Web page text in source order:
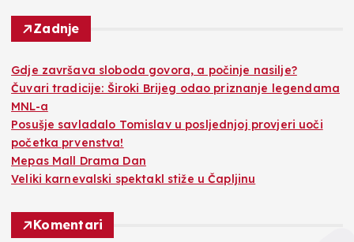
Zadnje
Gdje završava sloboda govora, a počinje nasilje?
Čuvari tradicije: Široki Brijeg odao priznanje legendama
MNL-a
Posušje savladalo Tomislav u posljednjoj provjeri uoči
početka prvenstva!
Mepas Mall Drama Dan
Veliki karnevalski spektakl stiže u Čapljinu
Komentari